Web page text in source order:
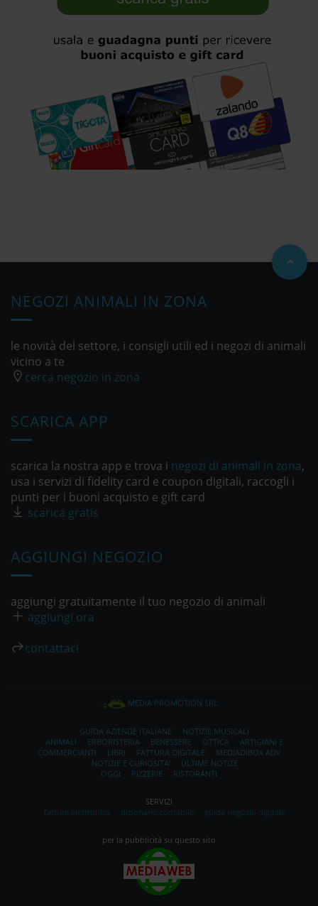
NEGOZI ANIMALI IN ZONA
le novità del settore, i consigli utili ed i negozi di animali
vicino a te
cerca negozio in zona
SCARICA APP
scarica la nostra app e trova i negozi di animali in zona,
usa i servizi di fidelity card e coupon digitali, raccogli i
punti per i buoni acquisto e gift card
scarica gratis
AGGIUNGI NEGOZIO
aggiungi gratuitamente il tuo negozio di animali
aggiungi ora
contattaci
MEDIA PROMOTION SRL
GUIDA AZIENDE ITALIANE
NOTIZIE MUSICALI
ANIMALI
ERBORISTERIA BENESSERE OTTICA
ARTIGIANI E
COMMERCIANTI
LIBRI FATTURA DIGITALE
MEDIADIBOX ADV
NOTIZIE E CURIOSITA'
ULTIME NOTIZE
OGGI
PIZZERIE RISTORANTI
SERVIZI
fattura elettronica
dizionario contabile guida negozio digitale
per la pubblicità su questo sito